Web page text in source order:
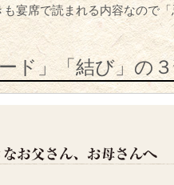
宴席で読まれる内容なので
ド」「結び」の